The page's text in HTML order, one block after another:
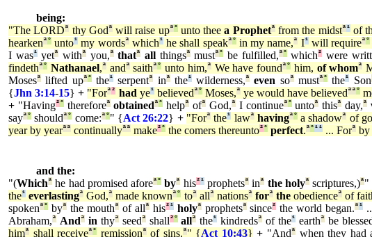
being:
"The LORDª thy Godª will raise upª°unto theea Prophetª from the midstª¹of
hearkenª° unto¹ my wordsª which¹he shall speakª°in my name,ª I¹will requireª°
I was¹yetª withªyou,ª thatª allthingsªmustª° be fulfilled,ª°which² were
findethª° Nathanael,ª andª saithª° unto him,ª We have foundª° him, of whomª
Mosesª lifted upª°the¹serpentª inªthe¹wilderness,ª even soªmustª° the¹ Son
{Jhn 3:14-15} + "Forª² had ye¹believedª°Moses,ª ye would have believedªª°
+ "Having²°thereforeª obtainedª° helpª ofª God,ªI continueª°untoª thisª day,ª
sayª° shouldª° come:ª°" {Act 26:22} + "Forª the¹ lawª havingª°a shadowª of
year by yearªª continuallyªª make²° the comers thereunto²° perfect.ª°¹¹ ... Forª by
and the:
"(Whichª he had promised aforeª° byª his²¹prophetsª inª the holyªscriptures,)ª"
the¹ everlastingª God,ª made knownª° toª allª nationsª forª theobedienceª of
spokenª° byªthe mouthªof allªhis²¹ holyªprophetsªsince² the world began.ª¹
Abraham,ª Andªin thyªseedªshall²° allª the¹ kindredsª of the¹ earthªbe
himª shall receiveª° remissionª of sins.ª" {Act 10:43} + "Andª when they had